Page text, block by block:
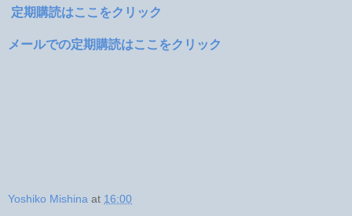
定期購読はここをクリック
メールでの定期購読はここをクリック
Yoshiko Mishina at 16:00